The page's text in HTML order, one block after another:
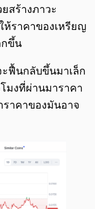
สร้างภาวะ
ราคาของเหรียญ
กขึ้น
ะฟื้นกลับขึ้นมาเล็ก
มงที่ผ่านมาราคา
ราคาของมันอาจ